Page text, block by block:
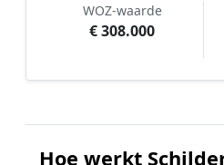
WOZ-waarde
€ 308.000
Hoe werkt